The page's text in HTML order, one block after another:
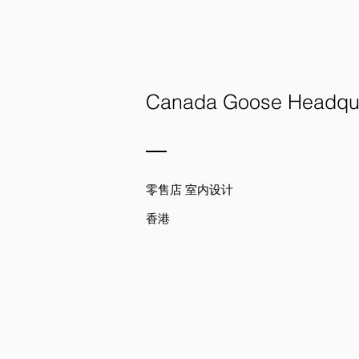
Canada Goose
零售店 室内设计
香港